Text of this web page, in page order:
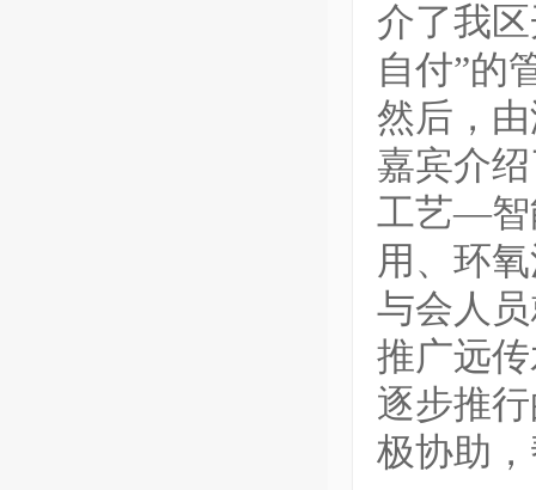
介了我
自付”的
然后，
嘉宾介
工艺—智
用、环
与会人
推广远
逐步推
极协助